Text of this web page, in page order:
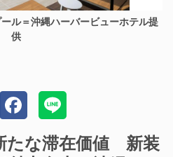
ル＝沖縄ハーバービューホテル提
供
たな滞在価値 新装